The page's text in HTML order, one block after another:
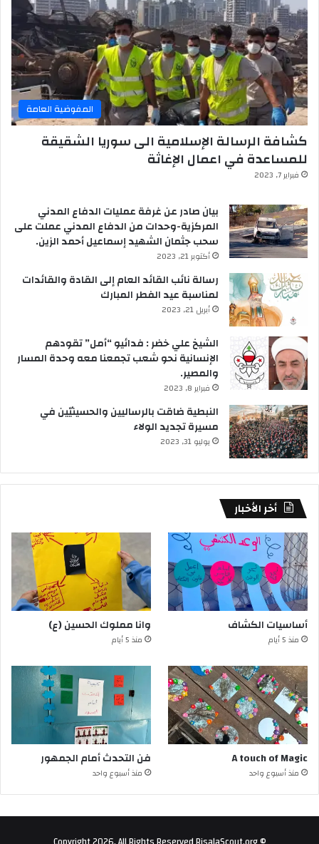
المفوضية العامة
كشافة الرسالة الإسلامية الى سوريا الشقيقة
للمساعدة في اعمال الإغاثة
فبراير 7, 2023
بيان صادر عن غرفة عمليات الدفاع المدني
المركزية-وحدات من الدفاع المدني عملت على
سحب جثمان الشهيد إسماعيل أحمد الزين.
أكتوبر 21, 2023
رسالة نائب القائد العام إلى القادة والقائدات
لمناسبة عيد الفطر المبارك
أبريل 21, 2023
الشيخ علي خضر : فدائيو “أمل” تقودهم
الإنسانية نحو شعب تجمعنا معه وحدة المسار
والمصير.
فبراير 8, 2023
النبطية ضاقت بالرساليين والحسينيّين في
مسيرة تجديد الولاء
يوليو 31, 2023
أخر الأخبار
أساسيات الكشاف
منذ 5 أيام
وانا مملوك الحسين (ع)
منذ 5 أيام
A touch of Magic
منذ أسبوع واحد
فن التحدث أمام الجمهور
منذ أسبوع واحد